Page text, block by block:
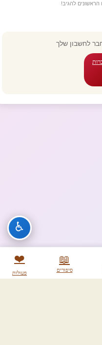
📖
סיפורים
❤️
פעולות
הראשונים להגיב!
לחשבון שלך
♿